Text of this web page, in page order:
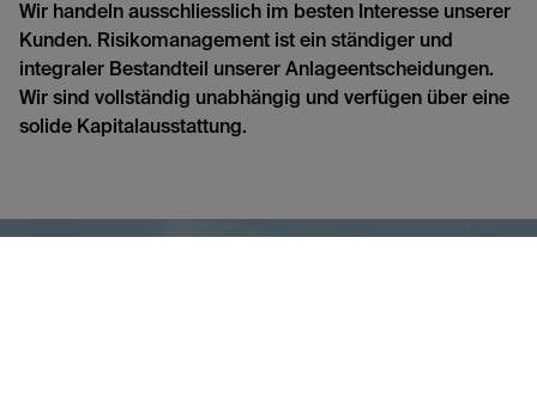
Wir handeln ausschliesslich im besten Interesse unserer
Kunden. Risikomanagement ist ein ständiger und
integraler Bestandteil unserer Anlageentscheidungen.
Wir sind vollständig unabhängig und verfügen über eine
solide Kapitalausstattung.